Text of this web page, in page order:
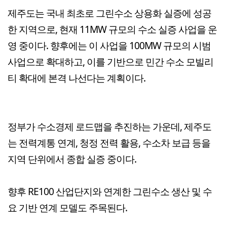
제주도는 국내 최초로 그린수소 상용화 실증에 성공
한 지역으로, 현재 11MW 규모의 수소 실증 사업을 운
영 중이다. 향후에는 이 사업을 100MW 규모의 시범
사업으로 확대하고, 이를 기반으로 민간 수소 모빌리
티 확대에 본격 나선다는 계획이다.
정부가 수소경제 로드맵을 추진하는 가운데, 제주도
는 전력계통 연계, 청정 전력 활용, 수소차 보급 등을
지역 단위에서 종합 실증 중이다.
향후 RE100 산업단지와 연계한 그린수소 생산 및 수
요 기반 연계 모델도 주목된다.